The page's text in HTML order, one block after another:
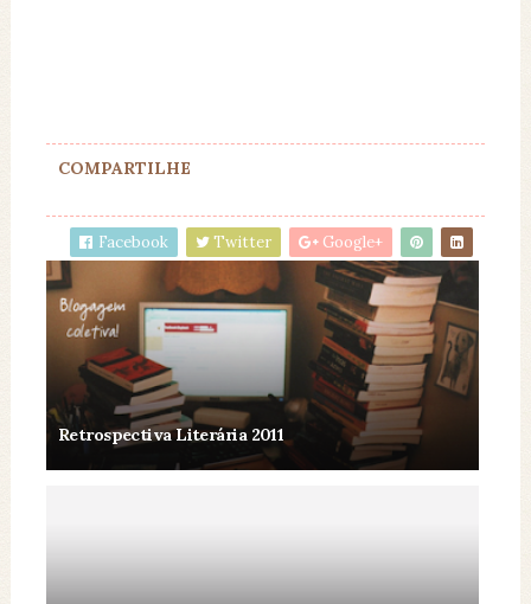
COMPARTILHE
Facebook Twitter Google+
Retrospectiva Literária 2011